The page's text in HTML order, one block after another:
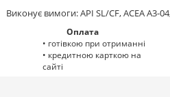
Виконує вимоги: API SL/CF, ACEA A3-
Оплата
• готівкою при отриманні
• кредитною карткою на
сайті